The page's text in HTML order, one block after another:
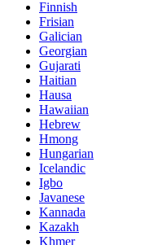
Finnish
Frisian
Galician
Georgian
Gujarati
Haitian
Hausa
Hawaiian
Hebrew
Hmong
Hungarian
Icelandic
Igbo
Javanese
Kannada
Kazakh
Khmer